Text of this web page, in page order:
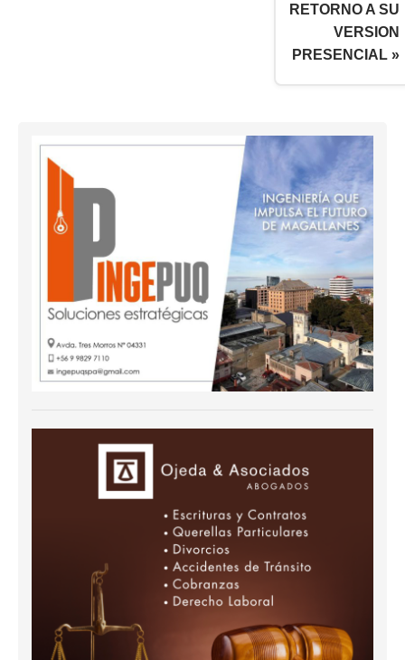
RETORNO A SU
VERSION
PRESENCIAL »